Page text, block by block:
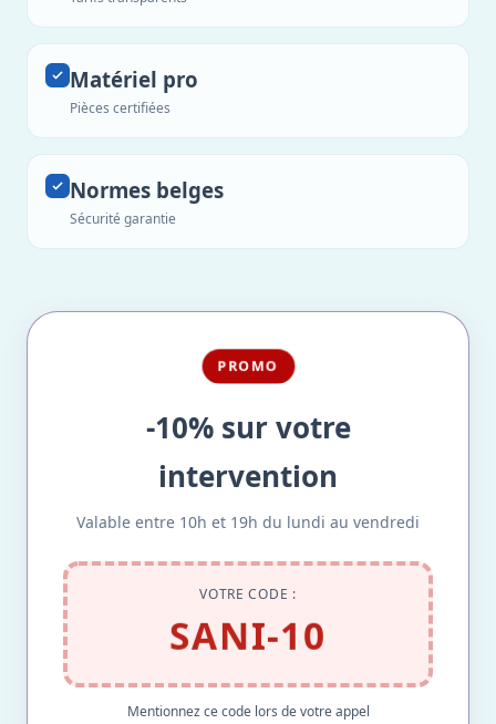
Matériel pro
Pièces certifiées
Normes belges
Sécurité garantie
PROMO
-10% sur votre
intervention
Valable entre 10h et 19h du lundi au vendredi
VOTRE CODE :
SANI-10
Mentionnez ce code lors de votre appel